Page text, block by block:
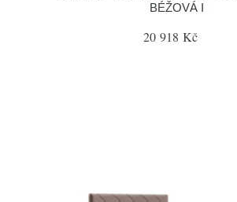
BÉŽOVÁ I
20 918 Kč